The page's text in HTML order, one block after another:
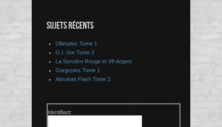
SUJETS RÉCENTS
Ultimates Tome 1
G.I. Joe Tome 3
La Sorcière Rouge et Vif-Argent
Gargoyles Tome 1
Absolute Flash Tome 2
Identifiant: